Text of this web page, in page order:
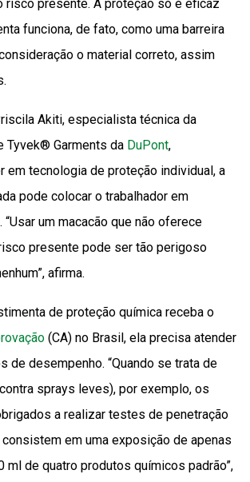
risco presente. A proteção só é eficaz
funciona, de fato, como uma barreira
o material correto, assim
Akiti, especialista técnica da
Tyvek® Garments da DuPont,
em tecnologia de proteção individual, a
pode colocar o trabalhador em
um macacão que não oferece
presente pode ser tão perigoso
afirma.
de proteção química receba o
(CA) no Brasil, ela precisa atender
de desempenho. “Quando se trata de
sprays leves), por exemplo, os
a realizar testes de penetração
em uma exposição de apenas
ml de quatro produtos químicos padrão”,